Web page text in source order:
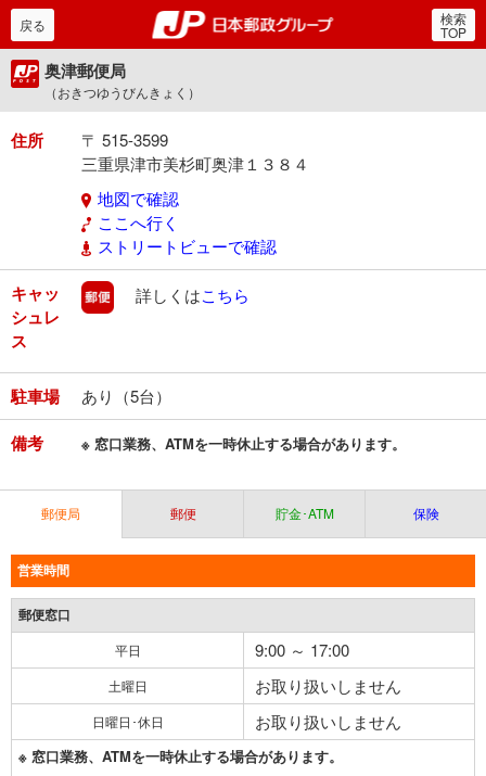
郵便局・日本郵政グルー
戻る 検索
TOP
奥津郵便局
（おきつゆうびんきょく）
住所
〒 515-3599
三重県津市美杉町奥津１３８４
地図で確認
ここへ行く
ストリートビューで確認
キャッ
シュレ
ス
郵便
詳しくはこちら
駐車場 あり（5台）
備考 ※ 窓口業務、ATMを一時休止する場合があります。
郵便局 郵便 貯金･ATM 保険
営業時間
郵便窓口
平日 9:00 ～ 17:00
土曜日 お取り扱いしません
日曜日･休日 お取り扱いしません
※ 窓口業務、ATMを一時休止する場合があります。